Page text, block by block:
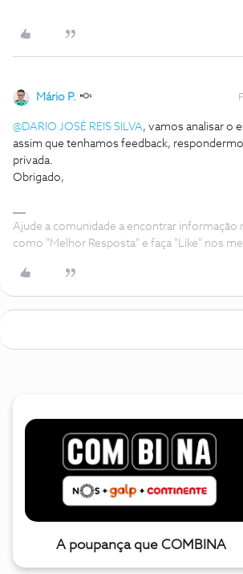
Mário P.
@DARIO JOSÉ REIS SILVA, vamos analisar o
assim que tenhamos feedback,
privada.
Obrigado,
Ajude a comunidade a encontrar informação
como "Melhor Resposta" e faça "Like" nos
A poupança que COMBINA